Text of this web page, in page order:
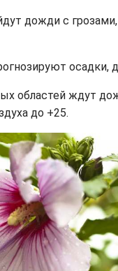
дожди с
осадки,
областей ждут
до +25.